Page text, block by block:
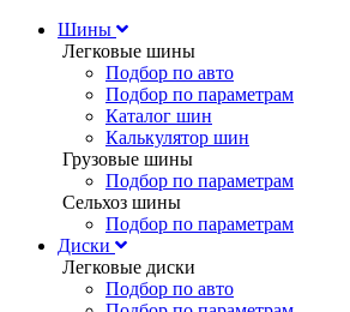
Шины
Легковые шины
Подбор по авто
Подбор по параметрам
Каталог шин
Калькулятор шин
Грузовые шины
Подбор по параметрам
Сельхоз шины
Подбор по параметрам
Диски
Легковые диски
Подбор по авто